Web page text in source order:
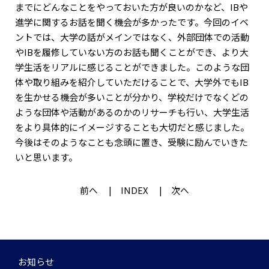
までにどんなことをやっておいた方が良いのかなど、IBや
進学に関するお話を聞く機会が多かったです。今回のイベ
ントでは、大学の話がメインではなく、外部団体での活動
やIBを履修していない方のお話も聞くことができ、より大
学生活をリアルに感じることができました。このような団
体や取り組みを紹介していただけることで、大学外でもIB
を生かせる機会が多いことが分かり、学校だけでなくどの
ような団体や活動があるのかのリサーチも行い、大学生活
をより具体的にイメージすることも大切だと感じました。
今後はそのようなことも念頭に置き、受験に励んでいきた
いと思います。
前へ INDEX 次へ
お知らせ